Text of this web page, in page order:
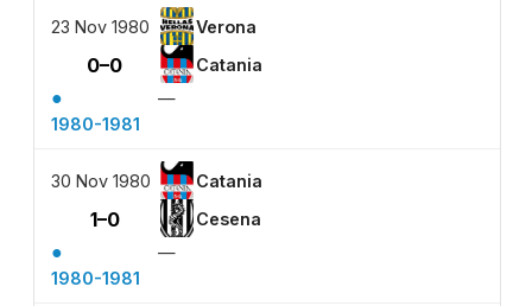
23 Nov 1980 Verona
0–0 Catania
●
—
1980-1981
30 Nov 1980 Catania
1–0 Cesena
●
—
1980-1981